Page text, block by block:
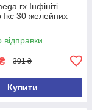
rx Інфініті
30 желейних
відправки
301 ₴
Купити